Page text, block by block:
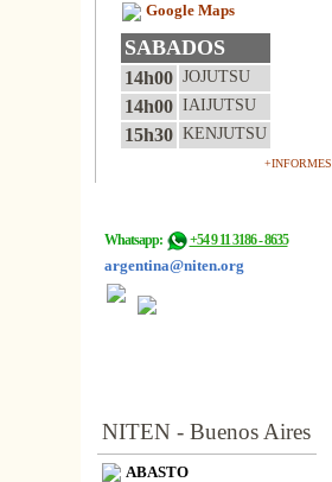
Google Maps
SABADOS
14h00 JOJUTSU
14h00 IAIJUTSU
15h30 KENJUTSU
+INFORMES
Whatsapp: +54 9 11 3186 - 8635
argentina@niten.org
NITEN - Buenos Aires
ABASTO